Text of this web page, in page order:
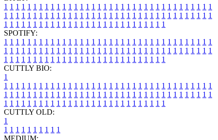
1 1 1 1 1 1 1 1 1 1 1 1 1 1 1 1 1 1 1 1 1 1 1 1 1 1 1 1 1 1 1 1 1 1 1 1
1 1 1 1 1 1 1 1 1 1 1 1 1 1 1 1 1 1 1 1 1 1 1 1 1 1 1 1 1 1 1 1 1 1 1 1
1 1 1 1 1 1 1 1 1 1 1 1 1 1 1 1 1 1 1 1 1 1 1 1 1 1 1 1
SPOTIFY:
1 1 1 1 1 1 1 1 1 1 1 1 1 1 1 1 1 1 1 1 1 1 1 1 1 1 1 1 1 1 1 1 1 1 1 1
1 1 1 1 1 1 1 1 1 1 1 1 1 1 1 1 1 1 1 1 1 1 1 1 1 1 1 1 1 1 1 1 1 1 1 1
1 1 1 1 1 1 1 1 1 1 1 1 1 1 1 1 1 1 1 1 1 1 1 1 1 1 1 1
CUTTLY BIO:
1
1 1 1 1 1 1 1 1 1 1 1 1 1 1 1 1 1 1 1 1 1 1 1 1 1 1 1 1 1 1 1 1 1 1 1 1
1 1 1 1 1 1 1 1 1 1 1 1 1 1 1 1 1 1 1 1 1 1 1 1 1 1 1 1 1 1 1 1 1 1 1 1
1 1 1 1 1 1 1 1 1 1 1 1 1 1 1 1 1 1 1 1 1 1 1 1 1 1 1 1
CUTTLY OLD:
1
1 1 1 1 1 1 1 1 1 1
MEDIUM: